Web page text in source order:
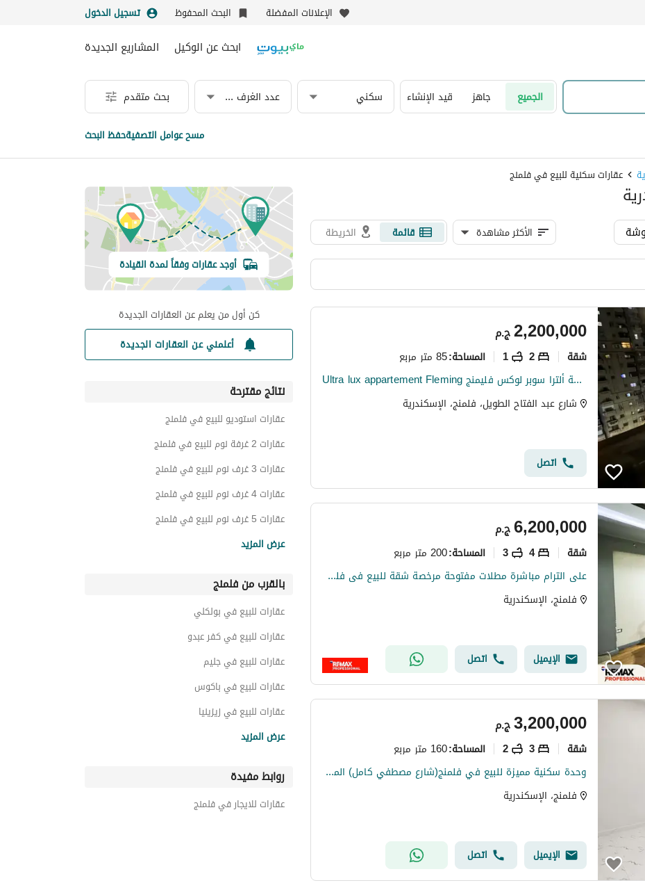
الإعلانات المفضلة البحث المحفوظ تسجيل الدخول
ابحث عن الوكيل المشاريع الجديدة
الجميع جاهز قيد الإنشاء سكني عدد الغرف & الحمامات بحث متقدم
مسح عوامل التصفيةحفظ البحث
عقارات سكنية للبيع في فلمنج
الأكثر مشاهدة قائمة الخريطة
ج.م2,200,000
شقة 2
1 المساحة:85 متر مربع
Ultra lux appartement Fleming شقة ألترا سوبر لوكس فليمنج
شارع عبد الفتاح الطويل، فلمنج، الإسكندرية
اتصل
ج.م6,200,000
شقة 4
3 المساحة:200 متر مربع
على الترام مباشرة مطلات مفتوحة مرخصة شقة للبيع فى فلمنج
فلمنج، الإسكندرية
الإيميل اتصل
ج.م3,200,000
شقة 3
2 المساحة:160 متر مربع
وحدة سكنية مميزة للبيع في فلمنج(شارع مصطفي كامل) المساحة : 160 م
فلمنج، الإسكندرية
الإيميل اتصل
أوجد عقارات وفقاً لمدة القيادة
كن أول من يعلم عن العقارات الجديدة
أعلمني عن العقارات الجديدة
نتائج مقترحة
عقارات استوديو للبيع في فلمنج
عقارات 2 غرفة نوم للبيع في فلمنج
عقارات 3 غرف نوم للبيع في فلمنج
عقارات 4 غرف نوم للبيع في فلمنج
عقارات 5 غرف نوم للبيع في فلمنج
عرض المزيد
بالقرب من فلمنج
عقارات للبيع في بولكلي
عقارات للبيع في كفر عبدو
عقارات للبيع في جليم
عقارات للبيع في باكوس
عقارات للبيع في زيزينيا
عقارات للبيع في ستانلي
عقارات للبيع في شدس
عرض المزيد
روابط مفيدة
عقارات للايجار في فلمنج